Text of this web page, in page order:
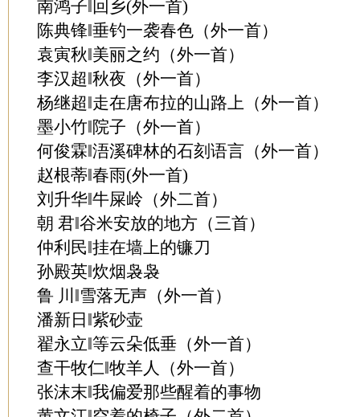
南鸿子‖回乡(外一首)
陈典锋‖垂钓一袭春色（外一首）
袁寅秋‖美丽之约（外一首）
李汉超‖秋夜（外一首）
杨继超‖走在唐布拉的山路上（外一首）
墨小竹‖院子（外一首）
何俊霖‖浯溪碑林的石刻语言（外一首）
赵根蒂‖春雨(外一首)
刘升华‖牛屎岭（外二首）
朝 君‖谷米安放的地方（三首）
仲利民‖挂在墙上的镰刀
孙殿英‖炊烟袅袅
鲁 川‖雪落无声（外一首）
潘新日‖紫砂壶
翟永立‖等云朵低垂（外一首）
查干牧仁‖牧羊人（外一首）
张沫末‖我偏爱那些醒着的事物